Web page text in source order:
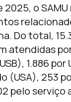
2025, o
Do total,
atendidas
1.886 por
(USA), 253
pelo serviço